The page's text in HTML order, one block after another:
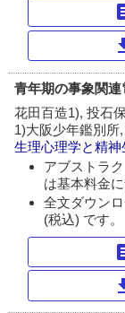
青年期の事象関
花田百造1), 投石
1)大阪少年鑑別所
生理心理学と精神
アブストラ
は基本料金に
全文ダウン
(税込) です。